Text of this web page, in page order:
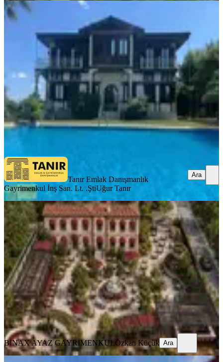
YÜK. TAVAN
Bahçeşehir'in Kalbinde Güvenlikli
Sitede Eşşiz Müstakil Konak
07.07.2026
225.000.000 ₺
Tanır Emlak Danışmanlık Gayrimenkul İnş San. Lt. .ŞtiUğur Tanır
Tanır Emlak Danışmanlık
Gayrimenkul İnş San. Lt. .ŞtiUğur Tanır
Ara
BALKONLU
%11
Buca'da Restore Edilmiş Bahçeli Köşk
Kurumsal Kiracılı
İzmir, Buca
6+1·870 m²·06.07.2026
58.000.000 ₺65.000.000 ₺
BİNAX AYAZ GAYRİMENKULÖzkan Küçük
Ara
BİNAX AYAZ GAYRİMENKULÖzkan Küçük Ara